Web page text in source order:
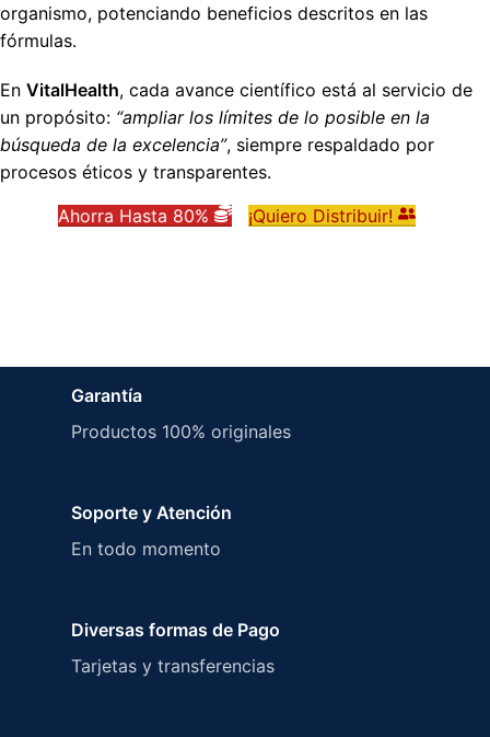
organismo, potenciando beneficios descritos en las
fórmulas.
En VitalHealth, cada avance científico está al servicio de
un propósito: “ampliar los límites de lo posible en la
búsqueda de la excelencia”, siempre respaldado por
procesos éticos y transparentes.
Ahorra Hasta 80%
¡Quiero Distribuir!
Garantía
Productos 100% originales
Soporte y Atención
En todo momento
Diversas formas de Pago
Tarjetas y transferencias